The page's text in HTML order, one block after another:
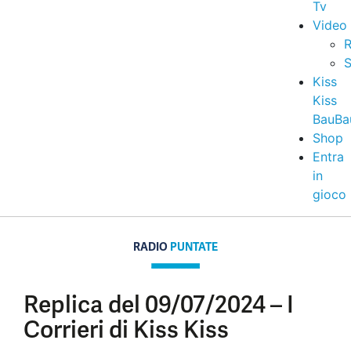
Tv
Video
Kiss
Kiss
Shop
Entra
in
gioco
RADIO PUNTATE
Replica del 09/07/2024 – I
Corrieri di Kiss Kiss